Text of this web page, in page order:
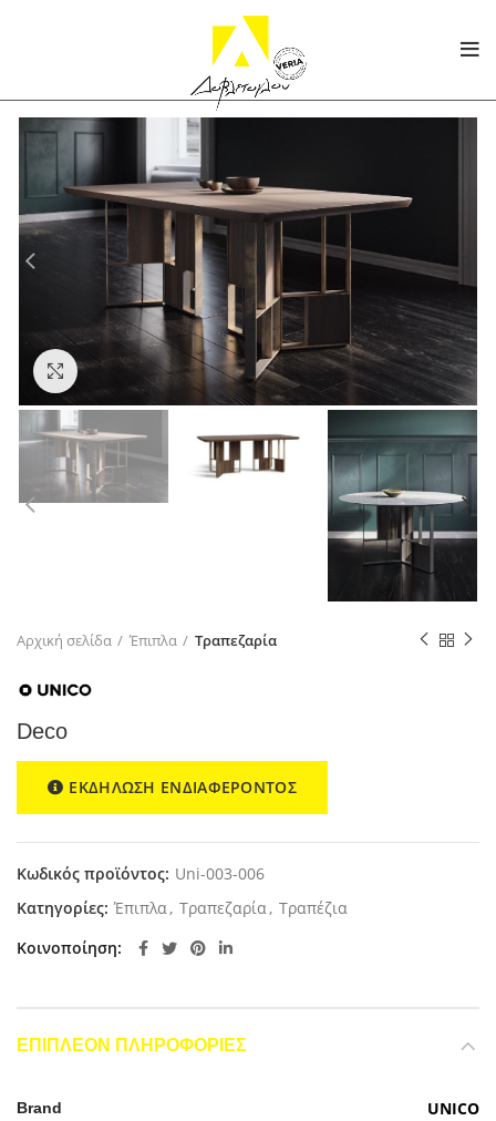
Click to enlarge
Αρχική σελίδα Έπιπλα Τραπεζαρία
Deco
ΕΚΔΗΛΩΣΗ ΕΝΔΙΑΦΕΡΟΝΤΟΣ
Κωδικός προϊόντος: Uni-003-006
Κατηγορίες: Έπιπλα, Τραπεζαρία, Τραπέζια
Κοινοποίηση
ΕΠΙΠΛΈΟΝ ΠΛΗΡΟΦΟΡΊΕΣ
Brand UNICO